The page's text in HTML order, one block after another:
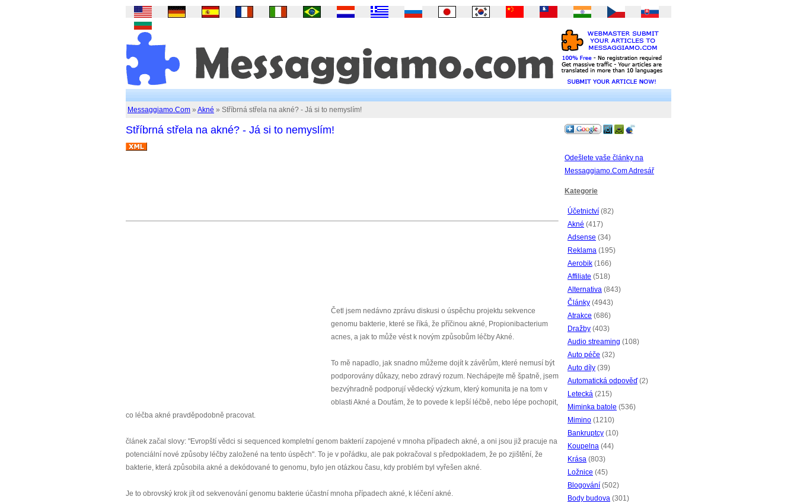
Messaggiamo.Com » Akné » Stříbrná střela na akné? - Já si to nemyslím!
Stříbrná střela na akné? - Já si to nemyslím!
Četl jsem nedávno zprávu diskusi o úspěchu projektu sekvence
genomu bakterie, které se říká, že příčinou akné, Propionibacterium
acnes, a jak to může vést k novým způsobům léčby Akné.
To mě napadlo, jak snadno můžeme dojít k závěrům, které nemusí být
podporovány důkazy, nebo zdravý rozum. Nechápejte mě špatně, jsem
bezvýhradně podporují vědecký výzkum, který komunita je na tom v
oblasti Akné a Doufám, že to povede k lepší léčbě, nebo lépe pochopit,
co léčba akné pravděpodobně pracovat.
článek začal slovy: "Evropští vědci si sequenced kompletní genom bakterií zapojené v mnoha případech akné, a oni jsou již pracuje na
potenciální nové způsoby léčby založené na tento úspěch". To je v pořádku, ale pak pokračoval s předpokladem, že po zjištění, že
bakterie, která způsobila akné a dekódované to genomu, bylo jen otázkou času, kdy problém byl vyřešen akné.
Je to obrovský krok jít od sekvenování genomu bakterie účastní mnoha případech akné, k léčení akné.
Odešlete vaše články na
Messaggiamo.Com Adresář
Kategorie
Účetnictví (82)
Akné (417)
Adsense (34)
Reklama (195)
Aerobik (166)
Affiliate (518)
Alternativa (843)
Články (4943)
Atrakce (686)
Dražby (403)
Audio streaming (108)
Auto péče (32)
Auto díly (39)
Automatická odpověď(2)
Letecká (215)
Miminka batole (536)
Mimino (1210)
Bankruptcy (10)
Koupelna (44)
Krása (803)
Ložnice (45)
Blogování (502)
Body budova (301)